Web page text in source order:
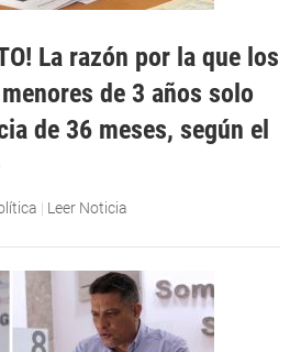
La razón por la que los
de 3 años solo
de 36 meses, según el
| Leer Noticia